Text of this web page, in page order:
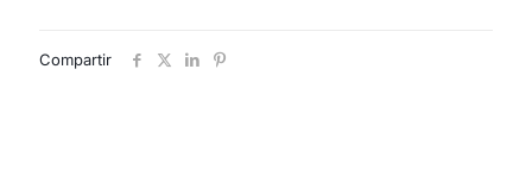
Compartir